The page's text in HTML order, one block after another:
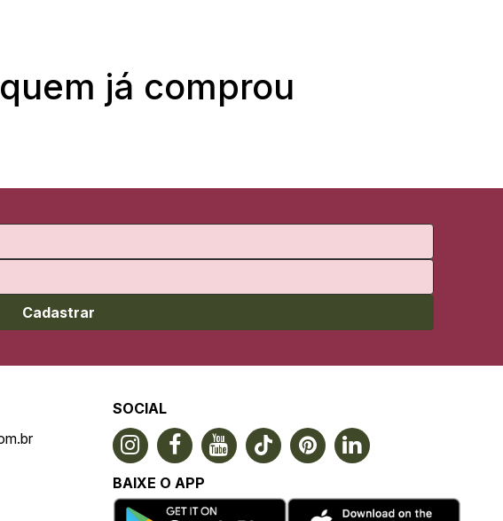
já comprou
Cadastrar
SOCIAL
BAIXE O APP